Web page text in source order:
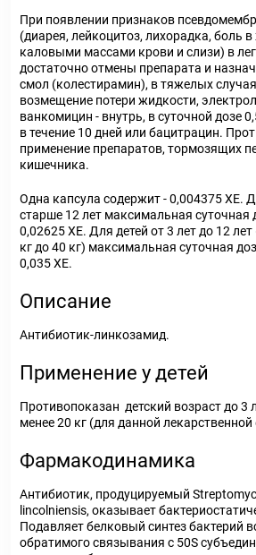
При появлении признаков
(диарея, лейкоцитоз, лихорадка, боль
каловыми массами крови и слизи) в
достаточно отмены препарата и
смол (колестирамин), в тяжелых
возмещение потери жидкости,
ванкомицин - внутрь, в суточной дозе
в течение 10 дней или бацитрацин.
применение препаратов, тормозящих
кишечника.
Одна капсула содержит - 0,004375 ХЕ.
старше 12 лет максимальная суточная
0,02625 ХЕ. Для детей от 3 лет до 12 лет
кг до 40 кг) максимальная суточная
0,035 ХЕ.
Описание
Антибиотик-линкозамид.
Применение у детей
Противопоказан детский возраст до 3
менее 20 кг (для данной
Фармакодинамика
Антибиотик, продуцируемый
lincolniensis, оказывает
Подавляет белковый синтез бактерий
обратимого связывания с 50S